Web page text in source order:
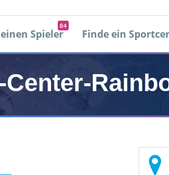
Spieler
84
Finde ein
Center-
0
next-set-text
Mit facebook einloggen
Neues